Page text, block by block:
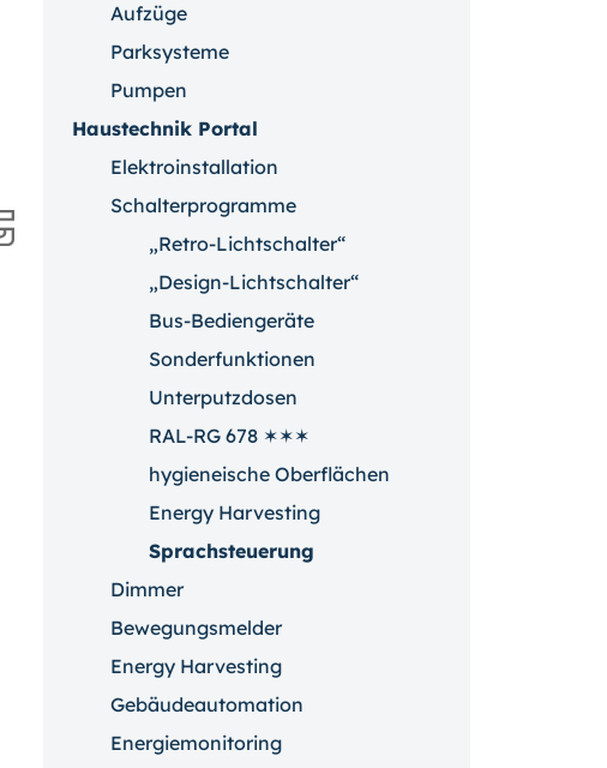
Aufzüge
Parksysteme
Pumpen
Haustechnik Portal
Elektroinstallation
Schalterprogramme
„Retro-Lichtschalter“
„Design-Lichtschalter“
Bus-Bediengeräte
Sonderfunktionen
Unterputzdosen
RAL-RG 678 ✶✶✶
hygieneische Oberflächen
Energy Harvesting
Sprachsteuerung
Dimmer
Bewegungsmelder
Energy Harvesting
Gebäudeautomation
Energiemonitoring